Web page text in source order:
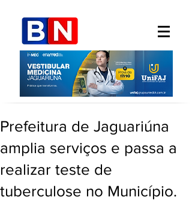
Prefeitura de Jaguariúna
amplia serviços e passa a
realizar teste de
tuberculose no Município.